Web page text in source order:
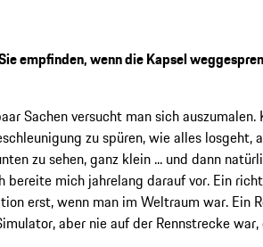
empfinden, wenn die Kapsel
Sachen versucht man sich auszumalen.
zu spüren, wie alles losgeht,
zu sehen, ganz klein ... und dann
bereite mich jahrelang darauf vor. Ein
erst, wenn man im Weltraum war. Ein
aber nie auf der Rennstrecke war,